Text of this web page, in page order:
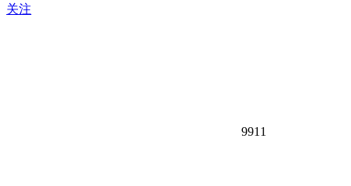
关注
9911